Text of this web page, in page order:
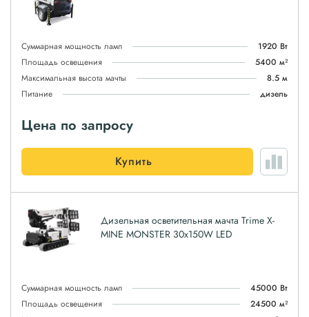
Суммарная мощность ламп
1920 Вт
Площадь освещения
5400 м²
Максимальная высота мачты
8.5 м
Питание
дизель
Цена по запросу
Купить
Дизельная осветительная мачта Trime X-
MINE MONSTER 30x150W LED
Суммарная мощность ламп
45000 Вт
Площадь освещения
24500 м²